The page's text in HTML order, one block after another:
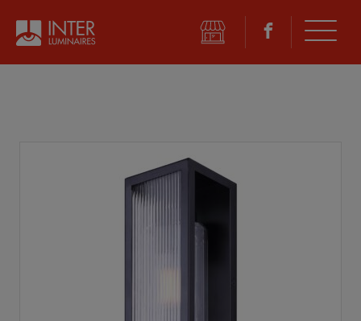
©2026 Inter Luminaires. Tous droits réservés. Conception Web :: Oktane